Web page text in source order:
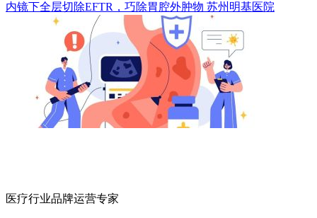
内镜下全层切除EFTR，巧除胃腔外肿物 苏州明基医院
医疗行业品牌运营专家